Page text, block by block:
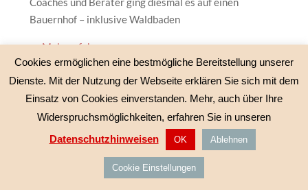
Bauernhof – inklusive Waldbaden
→ Mehr erfahren…
IEKOHSA-Bildung nun auch mit Standort in
Husum
Welch Freude – es gedeiht! Seit dem Frühling erleben
Cookies ermöglichen eine bestmögliche Bereitstellung unserer
Dienste. Mit der Nutzung der Webseite erklären Sie sich mit dem
Einsatz von Cookies einverstanden. Mehr, auch über Ihre
Widerspruchsmöglichkeiten, erfahren Sie in unseren
Datenschutzhinweisen
OK Ablehnen
Cookie Einstellungen